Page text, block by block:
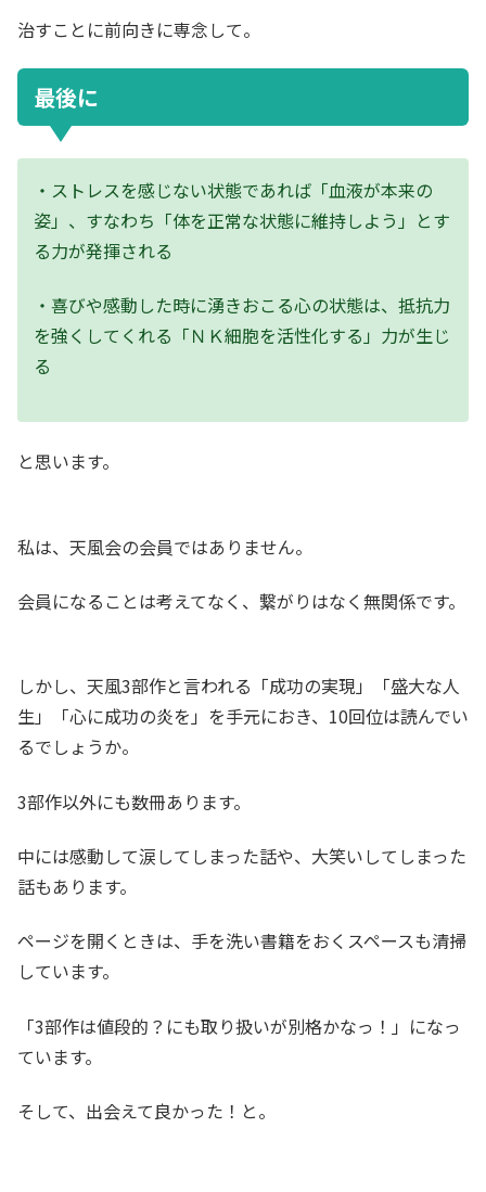
治すことに前向きに専念して。
最後に
・ストレスを感じない状態であれば「血液が本来の
姿」、すなわち「体を正常な状態に維持しよう」とす
る力が発揮される
・喜びや感動した時に湧きおこる心の状態は、抵抗力
を強くしてくれる「ＮＫ細胞を活性化する」力が生じ
る
と思います。
私は、天風会の会員ではありません。
会員になることは考えてなく、繋がりはなく無関係です。
しかし、天風3部作と言われる「成功の実現」「盛大な人
生」「心に成功の炎を」を手元におき、10回位は読んでい
るでしょうか。
3部作以外にも数冊あります。
中には感動して涙してしまった話や、大笑いしてしまった
話もあります。
ページを開くときは、手を洗い書籍をおくスペースも清掃
しています。
「3部作は値段的？にも取り扱いが別格かなっ！」になっ
ています。
そして、出会えて良かった！と。